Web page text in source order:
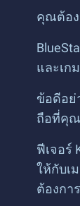
คุณต้อง
และเก
ข้อดีอย่
ถือที่คุณ
ฟีเจอร์
ให้กับเ
ต้องกา